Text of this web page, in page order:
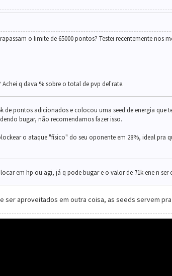
o limite de 65000 pontos? Testei recentemente
q dava % sobre o total de pvp def rate.
de pontos adicionados e colocou uma seed de energia que
bugar, não recomendamos fazer isso.
ear o ataque "físico" do seu oponente em 28%, ideal pra
em hp ou agi, já q pode bugar e o valor de 71k ene n ser
ser aproveitados em outra coisa, as seeds servem